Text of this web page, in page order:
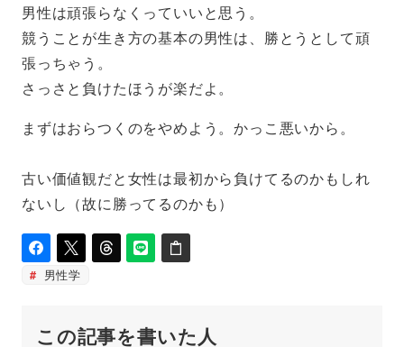
男性は頑張らなくっていいと思う。
競うことが生き方の基本の男性は、勝とうとして頑
張っちゃう。
さっさと負けたほうが楽だよ。
まずはおらつくのをやめよう。かっこ悪いから。
古い価値観だと女性は最初から負けてるのかもしれ
ないし（故に勝ってるのかも）
男性学
この記事を書いた人